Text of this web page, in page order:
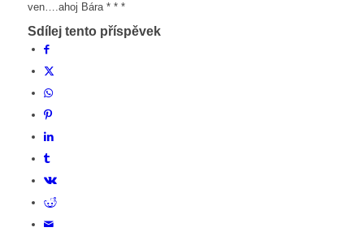
ven….ahoj Bára * * *
Sdílej tento příspěvek